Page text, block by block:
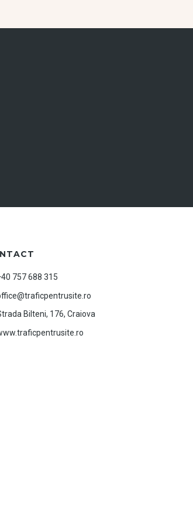
757 688 315
Bilteni, 176, Craiova